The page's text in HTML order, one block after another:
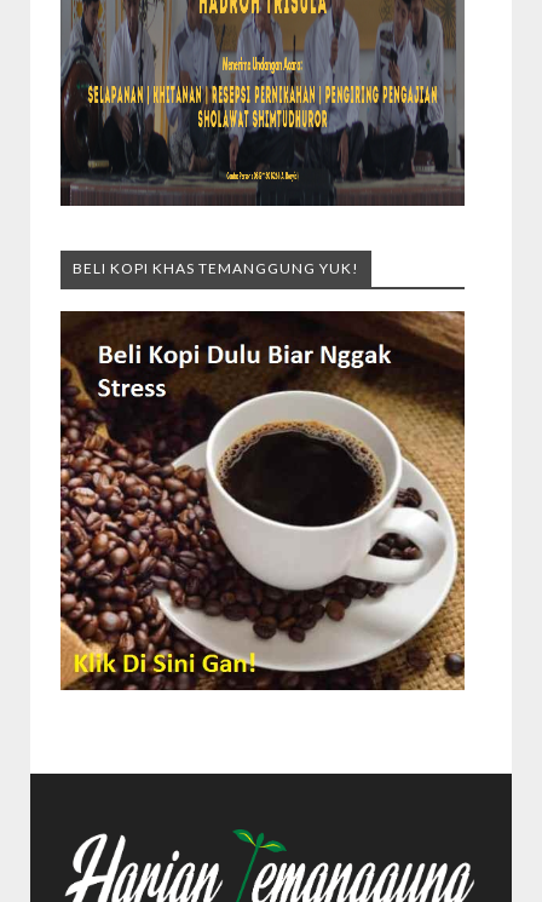
BELI KOPI KHAS TEMANGGUNG YUK!